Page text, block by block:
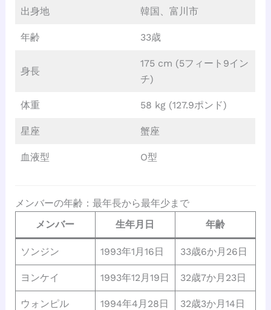
出身地 韓国、富川市
年齢 33歳
身長
175 cm (5フィート9イン
チ)
体重 58 kg (127.9ポンド)
星座 蟹座
血液型 O型
メンバーの年齢：最年長から最年少まで
メンバー
生年月日 年齢
ソンジン 1993年1月16日 33歳6か月26日
ヨンケイ 1993年12月19日 32歳7か月23日
ウォンピル 1994年4月28日 32歳3か月14日